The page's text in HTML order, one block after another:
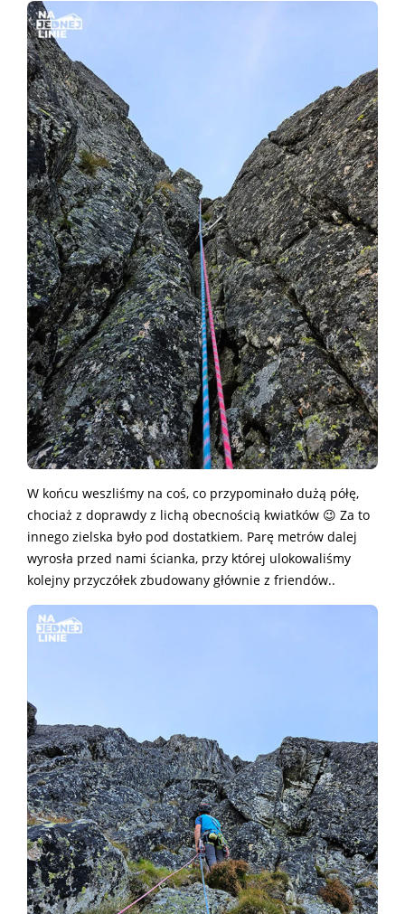
W końcu weszliśmy na coś, co przypominało dużą półę,
chociaż z doprawdy z lichą obecnością kwiatków 😉 Za to
innego zielska było pod dostatkiem. Parę metrów dalej
wyrosła przed nami ścianka, przy której ulokowaliśmy
kolejny przyczółek zbudowany głównie z friendów..